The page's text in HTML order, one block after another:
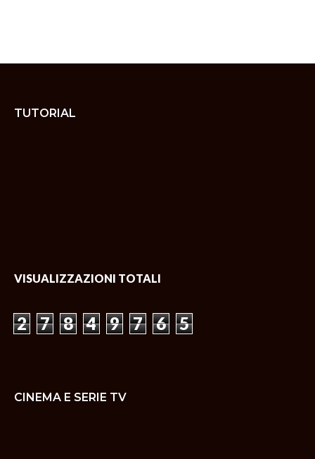
TUTORIAL
VISUALIZZAZIONI TOTALI
2 7 8 4 9 7 6 5
CINEMA E SERIE TV